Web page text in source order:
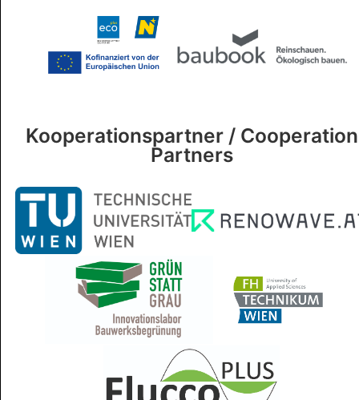
Kooperationspartner / Cooperation
Partners